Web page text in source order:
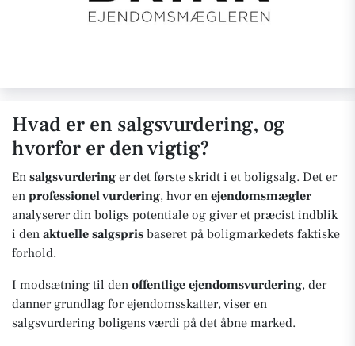
Hvad er en salgsvurdering, og
hvorfor er den vigtig?
En salgsvurdering er det første skridt i et boligsalg. Det er
en professionel vurdering, hvor en ejendomsmægler
analyserer din boligs potentiale og giver et præcist indblik
i den aktuelle salgspris baseret på boligmarkedets faktiske
forhold.
I modsætning til den offentlige ejendomsvurdering, der
danner grundlag for ejendomsskatter, viser en
salgsvurdering boligens værdi på det åbne marked.